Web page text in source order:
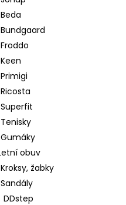
Beda
Bundgaard
Froddo
Keen
Primigi
Ricosta
Superfit
Tenisky
Gumáky
obuv
Kroksy, žabky
Sandály
DDstep